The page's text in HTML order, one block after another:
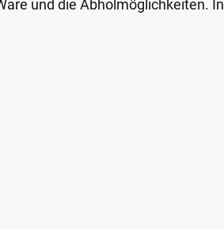
und die Abholmöglichkeiten. In